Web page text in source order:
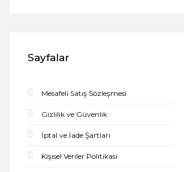
Sayfalar
Mesafeli Satış Sözleşmesi
Gizlilik ve Güvenlik
İptal ve İade Şartları
Kişisel Veriler Politikası